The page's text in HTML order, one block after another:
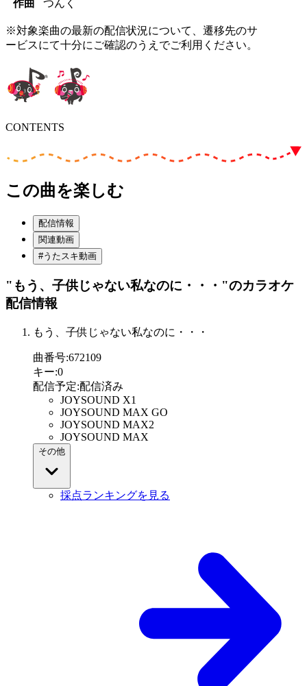
作曲 つんく
※対象楽曲の最新の配信状況について、遷移先のサ
ービスにて十分にご確認のうえでご利用ください。
CONTENTS
この曲を楽しむ
配信情報
関連動画
#うたスキ動画
"もう、子供じゃない私なのに・・・"のカラオケ
配信情報
もう、子供じゃない私なのに・・・
曲番号:672109
キー:0
配信予定:配信済み
JOYSOUND X1
JOYSOUND MAX GO
JOYSOUND MAX2
JOYSOUND MAX
その他
採点ランキングを見る